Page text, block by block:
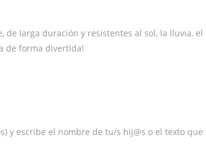
larga duración y resistentes al sol, la lluvia,
de forma divertida!
y escribe el nombre de tu/s hij@s o el texto que